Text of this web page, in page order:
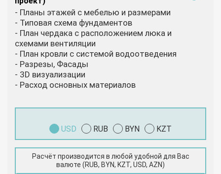
- Планы этажей с мебелью и размерами
- Типовая схема фундаментов
- План чердака с расположением люка и
схемами вентиляции
- План кровли с системой водоотведения
- Разрезы, Фасады
- 3D визуализации
- Расход основных материалов
USD RUB BYN KZT
Расчёт производится в любой удобной для Вас
валюте (RUB, BYN, KZT, USD, AZN)